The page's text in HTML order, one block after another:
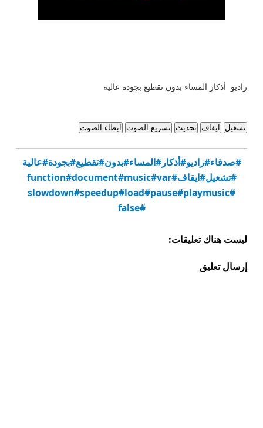
راديو أذكار المساء بدون تقطيع بجودة عالية
تشغيل ايقاف تحديث تسريع الصوت ابطاء الصوت
#صدقاء#راديو#أذكار#المساء#بدون#تقطيع#بجودة#عالية
#تشغيل#ايقاف#var
#music
#document
#function
#playmusic
#pause
#load
#speedup
#slowdown
#false
ليست هناك تعليقات:
إرسال تعليق